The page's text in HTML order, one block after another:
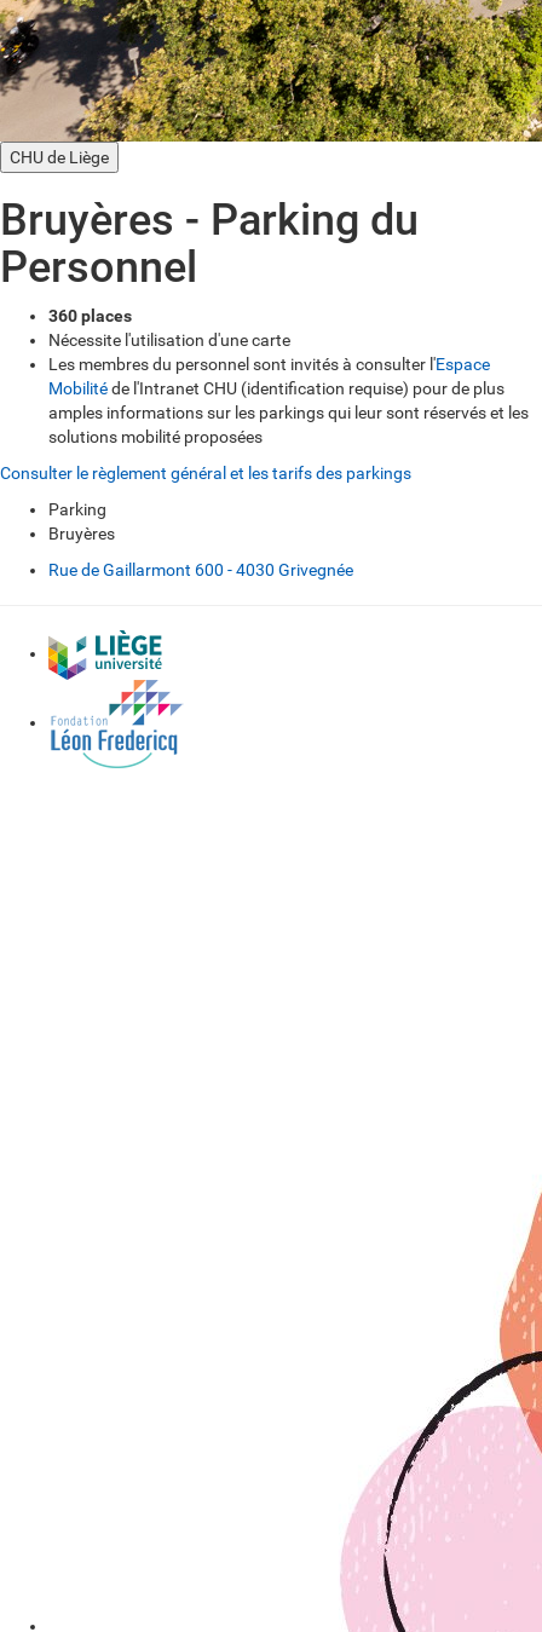
CHU de Liège
Bruyères - Parking du
Personnel
360 places
Nécessite l'utilisation d'une carte
Les membres du personnel sont invités à consulter l'Espace
Mobilitéde l'Intranet CHU (identification requise) pour de plus
amples informations sur les parkings qui leur sont réservés et les
solutions mobilité proposées
Consulter le règlement général et les tarifs des parkings
Parking
Bruyères
Rue de Gaillarmont 600 - 4030 Grivegnée